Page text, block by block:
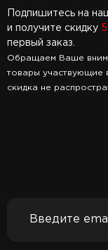
Подпишитесь на
и получите скидку
первый заказ.
Обращаем Ваше
товары участвующие
скидка не